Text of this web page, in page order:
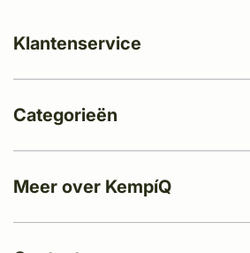
Meer over KempíQ
Klantenservice
Categorieën